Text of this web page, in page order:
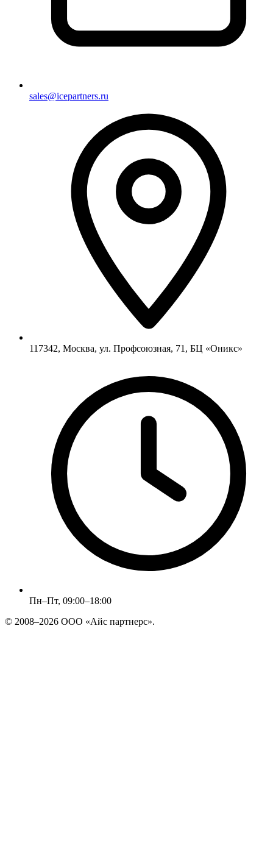
sales@icepartners.ru
117342, Москва, ул. Профсоюзная, 71, БЦ «Оникс»
Пн–Пт, 09:00–18:00
© 2008–2026 ООО «Айс партнерс».